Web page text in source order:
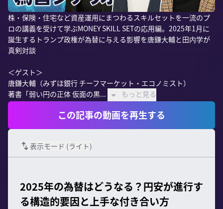
株・保険・住宅など資産運用にまつわるスキルセットを一流のプ
ロの講義を受けて学ぶMONEY SKILL SETの応用編。2025年1月に
誕生するトランプ政権が為替に与える影響を唐鎌大輔と田内学が
真剣対談
＜ゲスト＞
唐鎌大輔（みずほ銀行 チーフマーケット・エコノミスト）
著書「弱い円の正体 仮面の黒...
もっと見る
この記事の動画を再生する
表示モード (ライト)
2025年の為替はどうなる？円安が進行す
る構造的要因と上手な付き合い方